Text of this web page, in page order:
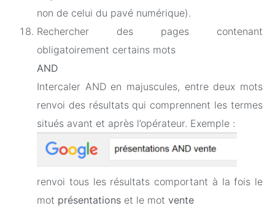
non de celui du pavé numérique).
Rechercher des pages contenant
obligatoirement certains mots
AND
Intercaler AND en majuscules, entre deux mots
renvoi des résultats qui comprennent les termes
situés avant et après l’opérateur. Exemple :
renvoi tous les résultats comportant à la fois le
mot présentations et le mot vente